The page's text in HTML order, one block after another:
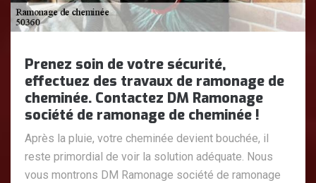
Prenez soin de votre sécurité,
effectuez des travaux de ramonage de
cheminée. Contactez DM Ramonage
société de ramonage de cheminée !
Après la pluie, votre cheminée devient bouchée, il
reste primordial de voir la solution adéquate. Nous
vous montrons DM Ramonage société de ramonage